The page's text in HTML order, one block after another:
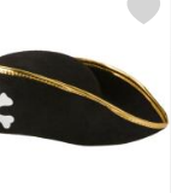
Markér pirathatt